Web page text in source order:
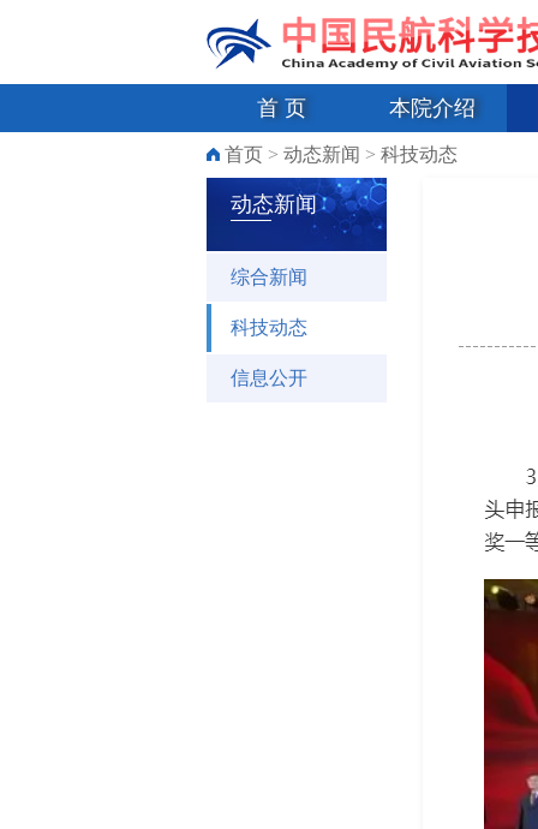
首 页 本院介绍
首页 > 动态新闻 > 科技动态
动态新闻
综合新闻
科技动态
信息公开